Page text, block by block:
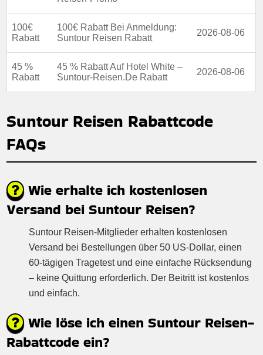
100€
Rabatt
100€ Rabatt Bei Anmeldung:
Suntour Reisen Rabatt
2026-08-06
45 %
Rabatt
45 % Rabatt Auf Hotel White –
Suntour-Reisen.De Rabatt
2026-08-06
Suntour Reisen Rabattcode
FAQs
Wie erhalte ich kostenlosen
Versand bei Suntour Reisen?
Suntour Reisen-Mitglieder erhalten kostenlosen
Versand bei Bestellungen über 50 US-Dollar, einen
60-tägigen Tragetest und eine einfache Rücksendung
– keine Quittung erforderlich. Der Beitritt ist kostenlos
und einfach.
Wie löse ich einen Suntour Reisen-
Rabattcode ein?